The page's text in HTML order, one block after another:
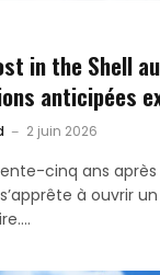
in the Shell
anticipées
2 juin 2026
cinq ans
à ouvrir